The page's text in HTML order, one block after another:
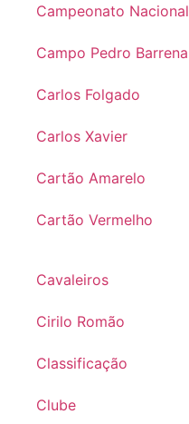
Campeonato Nacional
Campo Pedro Barrena
Carlos Folgado
Carlos Xavier
Cartão Amarelo
Cartão Vermelho
Cavaleiros
Cirilo Romão
Classificação
Clube